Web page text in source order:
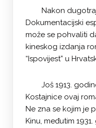
Nakon
Dokumentacijski
može se pohvaliti
kineskog izdanja
“Ispovijest” u
Još 1913.
Kostajnice ovaj
Ne zna se kojim je
Kinu, međutim